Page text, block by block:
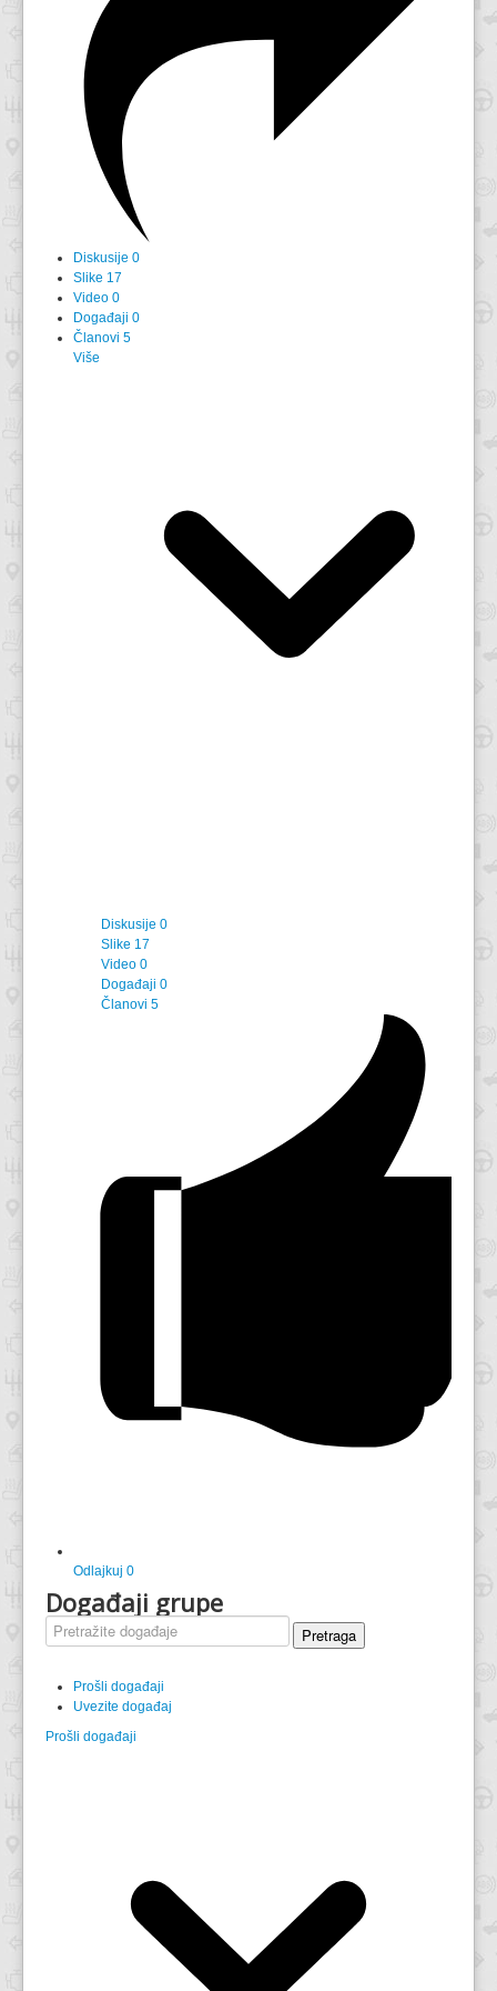
Diskusije 0
Slike 17
Video 0
Događaji 0
Članovi 5
Više
Diskusije 0
Slike 17
Video 0
Događaji 0
Članovi 5
Odlajkuj 0
Događaji grupe
Pretraga
Prošli događaji
Uvezite događaj
Prošli događaji